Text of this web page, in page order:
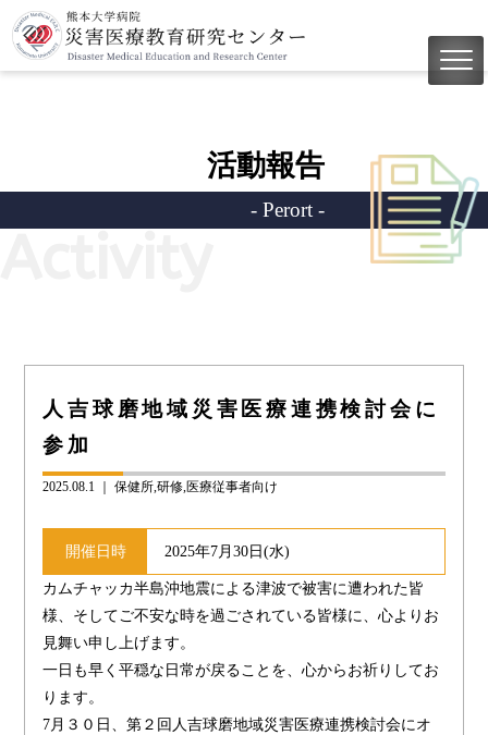
活動報告
- Perort -
人吉球磨地域災害医療連携検討会に
参加
2025.08.1 ｜保健所 研修 医療従事者向け
開催日時 2025年7月30日(水)
カムチャッカ半島沖地震による津波で被害に遭われた皆
様、そしてご不安な時を過ごされている皆様に、心よりお
見舞い申し上げます。
一日も早く平穏な日常が戻ることを、心からお祈りしてお
ります。
7月３０日、第２回人吉球磨地域災害医療連携検討会にオ